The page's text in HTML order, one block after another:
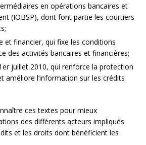
en opérations bancaires et
(IOBSP), dont font partie les courtiers
et financier, qui fixe les conditions
des activités bancaires et financières;
juillet 2010, qui renforce la protection
améliore l’information sur les crédits
ces textes pour mieux
des différents acteurs impliqués
et les droits dont bénéficient les